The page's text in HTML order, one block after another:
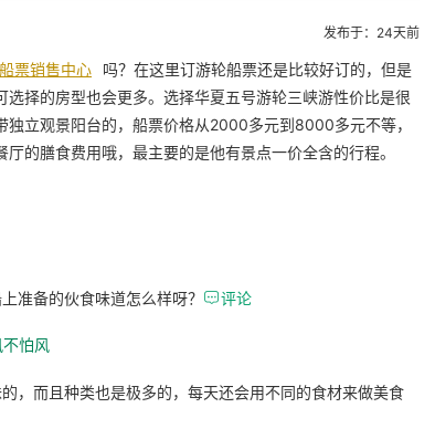
发布于：24天前
票销售中心
吗？在这里订游轮船票还是比较好订的，但是
择的房型也会更多。选择华夏五号游轮三峡游性价比是很
立观景阳台的，船票价格从2000多元到8000多元不等，
的膳食费用哦，最主要的是他有景点一价全含的行程。
准备的伙食味道怎么样呀？ 评论
怕风
，而且种类也是极多的，每天还会用不同的食材来做美食